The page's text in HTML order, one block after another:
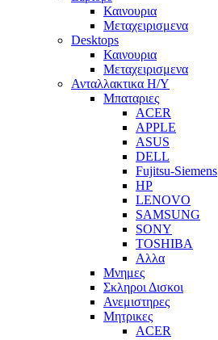
Καινουρια
Μεταχειρισμενα
Desktops
Καινουρια
Μεταχειρισμενα
Ανταλλακτικα H/Y
Μπαταριες
ACER
APPLE
ASUS
DELL
Fujitsu-Siemens
HP
LENOVO
SAMSUNG
SONY
TOSHIBA
Αλλα
Μνημες
Σκληροι Δισκοι
Ανεμιστηρες
Μητρικες
ACER